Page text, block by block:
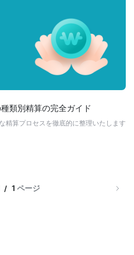
類別精算の完全ガイド
精算プロセスを徹底的に整理いたします
/   1 ページ